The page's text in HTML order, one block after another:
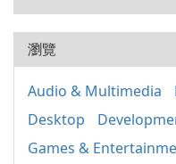
瀏覽
Audio & Multimedia
Desktop
Games &